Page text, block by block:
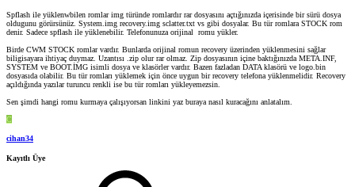
Spflash ile yüklenwbilen romlar img türünde romlardır rar dosyasını açtığınızda içerisinde bir sürü dosya
oldugunu görürsünüz. System.img recovery.img sclatter.txt vs gibi dosyalar. Bu tür romlara STOCK rom
denir. Sadece spflash ile yüklenebilir. Telefonunuza orijinal romu yükler.
Birde CWM STOCK romlar vardır. Bunlarda orijinal romun recovery üzerinden yüklenmesini sağlar
biligisayara ihtiyaç duymaz. Uzantısı .zip olur rar olmaz. Zip dosyasının içine baktığınızda META.INF,
SYSTEM ve BOOT.İMG isimli dosya ve klasörler vardır. Bazen fazladan DATA klasörü ve logo.bin
dosyasıda olabilir. Bu tür romları yüklemek için önce uygun bir recovery telefona yüklenmelidir. Recovery
açıldığında yazılar turuncu renkli ise bu tür romları yükleyemezsin.
Sen şimdi hangi romu kurmaya çalışıyorsan linkini yaz buraya nasıl kuracağını anlatalım.
C
cihan34
Kayıtlı Üye